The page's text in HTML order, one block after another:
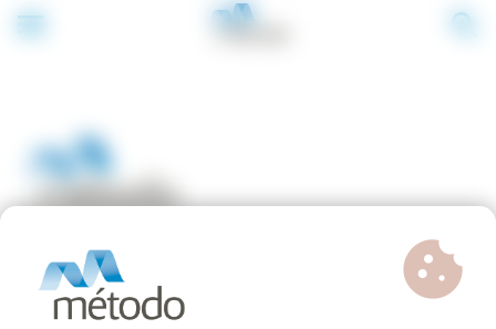
menu search
Últimas plazas para
cookie